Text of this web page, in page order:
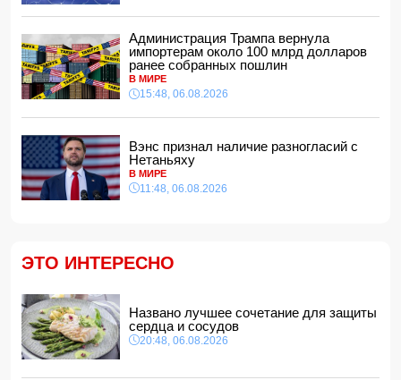
14:40, 06.08.2026
Джейхун Байрамов: В случае необходимости мы будем
рады поставлять газ и дружественной Украине
14:34, 06.08.2026
За семь месяцев гражданам возвращено более 191 млн
манатов
14:28, 06.08.2026
Конфискованную квартиру Салима Муслимова продали
с 50% скидкой
14:14, 06.08.2026
14:10, 06.08.2026
с "Эрзурумспором"
14:04, 06.08.2026
Ильхам Алиев отозвал двух постоянных
представителей, одного назначил на новую должность
Администрация Трампа вернула
импортерам около 100 млрд долларов
ранее собранных пошлин
В МИРЕ
15:48, 06.08.2026
Вэнс признал наличие разногласий с
Нетаньяху
В МИРЕ
11:48, 06.08.2026
ЭТО ИНТЕРЕСНО
Названо лучшее сочетание для защиты
сердца и сосудов
20:48, 06.08.2026